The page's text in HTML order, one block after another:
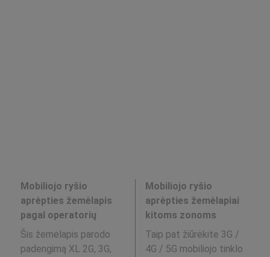
Mobiliojo ryšio
aprėpties žemėlapis
pagal operatorių
Šis žemėlapis parodo
padengimą XL 2G, 3G,
Mobiliojo ryšio
aprėpties žemėlapiai
kitoms zonoms
Taip pat žiūrėkite 3G /
4G / 5G mobiliojo tinklo